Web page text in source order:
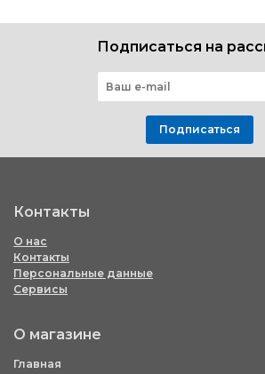
Подписаться на
Подписаться
Контакты
О нас
Контакты
Персональные данные
Сервисы
О магазине
Главная